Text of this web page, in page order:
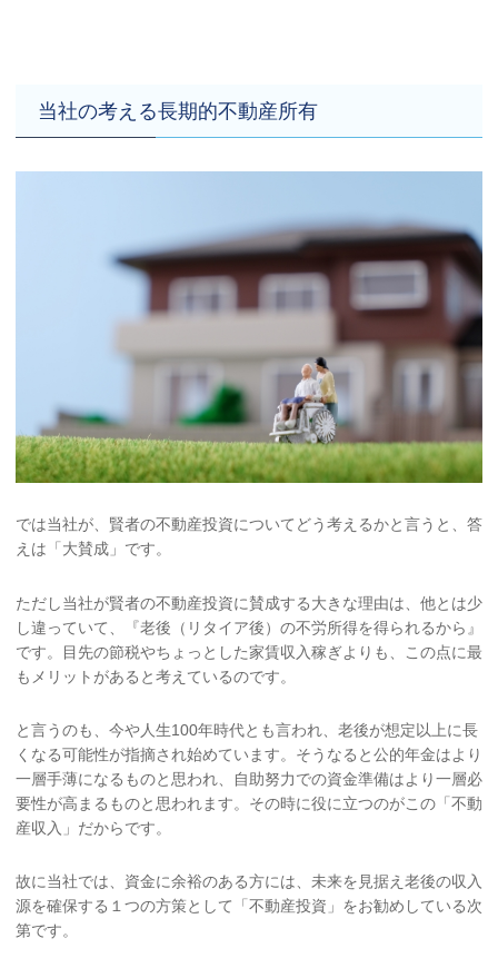
当社の考える長期的不動産所有
では当社が、賢者の不動産投資についてどう考えるかと言うと、答
えは「大賛成」です。
ただし当社が賢者の不動産投資に賛成する大きな理由は、他とは少
し違っていて、『老後（リタイア後）の不労所得を得られるから』
です。目先の節税やちょっとした家賃収入稼ぎよりも、この点に最
もメリットがあると考えているのです。
と言うのも、今や人生100年時代とも言われ、老後が想定以上に長
くなる可能性が指摘され始めています。そうなると公的年金はより
一層手薄になるものと思われ、自助努力での資金準備はより一層必
要性が高まるものと思われます。その時に役に立つのがこの「不動
産収入」だからです。
故に当社では、資金に余裕のある方には、未来を見据え老後の収入
源を確保する１つの方策として「不動産投資」をお勧めしている次
第です。